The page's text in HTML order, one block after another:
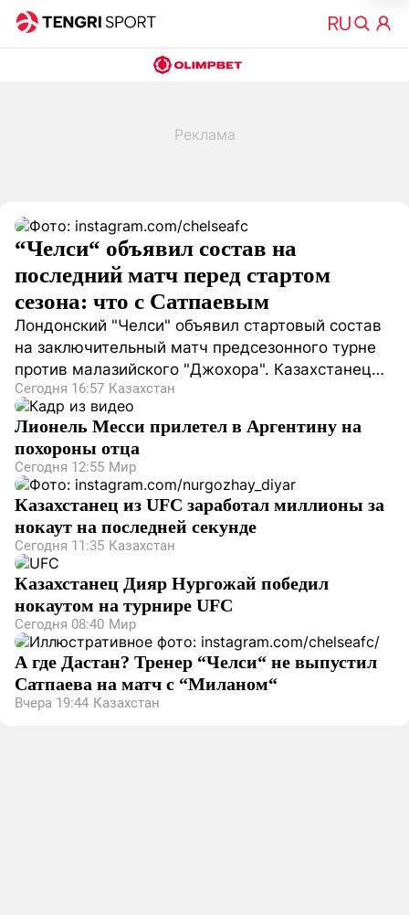
“Челси“ объявил состав на
последний матч перед стартом
сезона: что с Сатпаевым
Лондонский "Челси" объявил стартовый состав
на заключительный матч предсезонного турне
против малазийского "Джохора". Казахстанец
Дастан Сатпаев
Сегодня 16:57 Казахстан
Лионель Месси прилетел в Аргентину на
похороны отца
Сегодня 12:55 Мир
Казахстанец из UFC заработал миллионы за
нокаут на последней секунде
Сегодня 11:35 Казахстан
Казахстанец Дияр Нургожай победил
нокаутом на турнире UFC
Сегодня 08:40 Мир
А где Дастан? Тренер “Челси“ не выпустил
Сатпаева на матч с “Миланом“
Вчера 19:44 Казахстан